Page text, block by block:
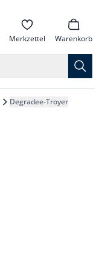
Merkzettel Warenkorb
Degradee-Troyer